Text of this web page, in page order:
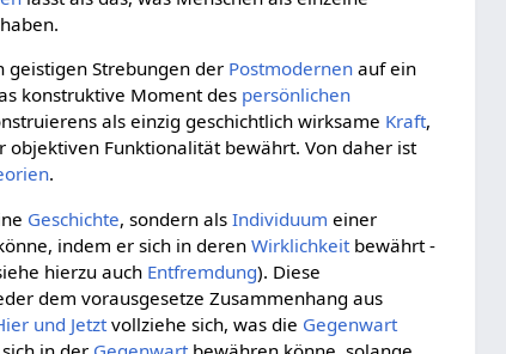
geistigen Strebungen der Postmodernen auf ein
konstruktive Moment des persönlichen
als einzig geschichtlich wirksame Kraft,
objektiven Funktionalität bewährt. Von daher ist
.
Geschichte, sondern alsIndividuum einer
indem er sich in derenWirklichkeit bewährt -
hierzu auch Entfremdung). Diese
dem vorausgesetze Zusammenhang aus
und Jetztvollziehe sich, was die Gegenwart